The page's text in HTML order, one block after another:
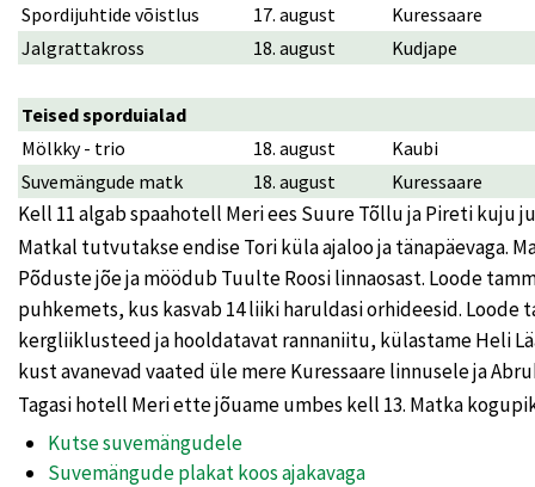
Spordijuhtide võistlus
17. august
Kuressaare
Jalgrattakross
18. august Kudjape
Teised sporduialad
Mölkky - trio
18. august
Kaubi
Suvemängude matk
18. august Kuressaare
Kell 11 algab spaahotell Meri ees Suure Tõllu ja Pireti kuju
Matkal tutvutakse endise Tori küla ajaloo ja tänapäevaga.
Põduste jõe ja möödub Tuulte Roosi linnaosast. Loode
puhkemets, kus kasvab 14 liiki haruldasi orhideesid. Loode
kergliiklusteed ja hooldatavat rannaniitu, külastame Heli
kust avanevad vaated üle mere Kuressaare linnusele ja
Tagasi hotell Meri ette jõuame umbes kell 13. Matka
Kutse suvemängudele
Suvemängude plakat koos ajakavaga